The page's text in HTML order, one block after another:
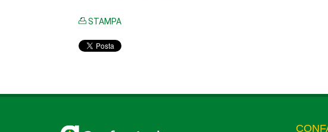
STAMPA